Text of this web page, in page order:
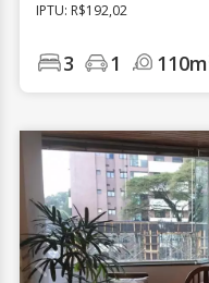
IPTU: R$192,02
3 1